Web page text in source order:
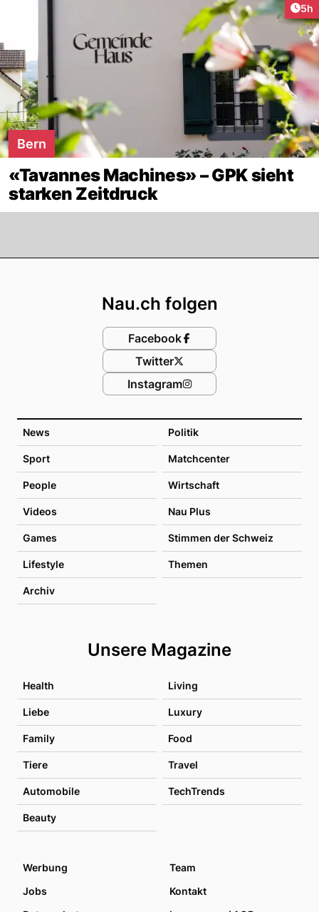
5h
Bern
«Tavannes Machines» – GPK sieht
starken Zeitdruck
News Politik
Sport Matchcenter
People Wirtschaft
Videos Nau Plus
Games Stimmen der Schweiz
Lifestyle Themen
Archiv
Unsere Magazine
Health Living
Liebe Luxury
Family Food
Tiere Travel
Automobile TechTrends
Beauty
Nau.ch folgen
Facebook
Twitter
Instagram
Werbung
Team
Jobs
Kontakt